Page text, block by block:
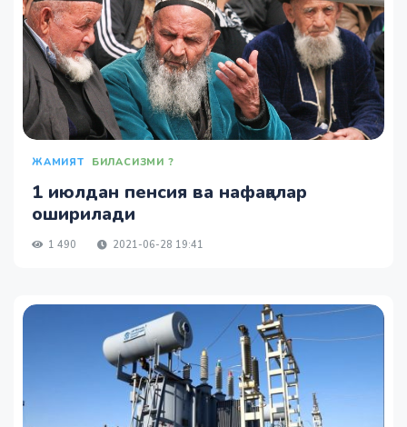
ЖАМИЯТ БИЛАСИЗМИ ?
1 июлдан пенсия ва нафақалар
оширилади
1 490 2021-06-28 19:41